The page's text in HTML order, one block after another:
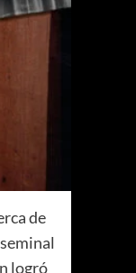
de
logró